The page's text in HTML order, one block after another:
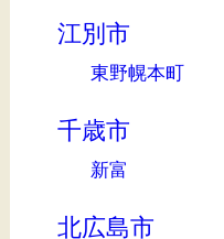
江別市
東野幌本町
千歳市
新富
北広島市